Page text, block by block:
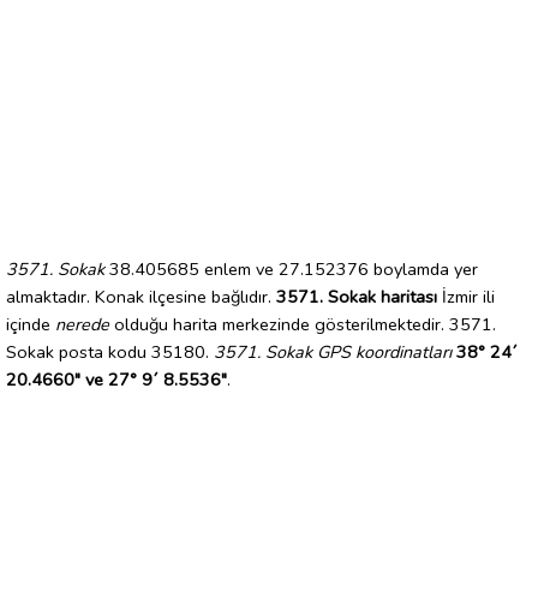
3571. Sokak38.405685 enlem ve 27.152376 boylamda yer
almaktadır. Konak ilçesine bağlıdır. 3571. Sokak haritası İzmir ili
içinde nerede olduğu harita merkezinde gösterilmektedir. 3571.
Sokak posta kodu 35180. 3571. Sokak GPS koordinatları 38° 24´
20.4660" ve 27° 9´ 8.5536".